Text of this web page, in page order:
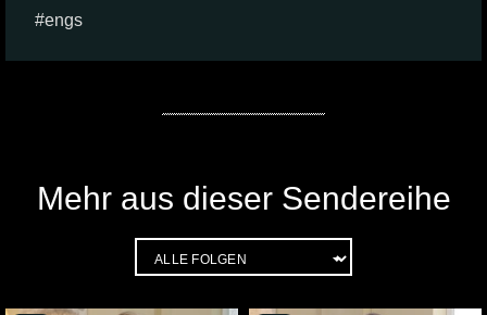
engs
Mehr aus dieser Sendereihe